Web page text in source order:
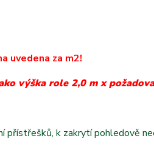
uvedena za m2!
výška role 2,0 m x
přístřešků, k zakrytí pohledově